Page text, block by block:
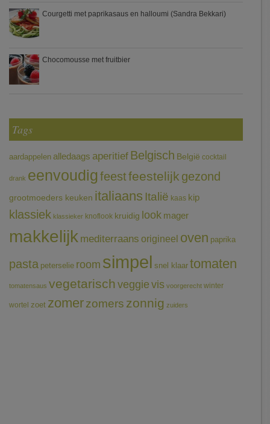
Courgetti met paprikasaus en halloumi (Sandra Bekkari)
Chocomousse met fruitbier
Tags
aardappelen alledaags aperitief Belgisch België cocktail
drank eenvoudigfeestfeestelijk gezond
grootmoeders keuken italiaans Italië kaas kip
klassiek klassieker knoflook kruidig look mager
makkelijk mediterraans origineel oven paprika
pasta peterselie room simpel snel klaar tomaten
tomatensaus vegetarischveggie vis voorgerecht winter
wortel zoet zomerzomers zonnig zuiders